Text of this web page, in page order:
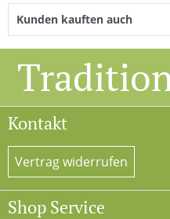
Kunden kauften auch
Kontakt
Vertrag widerrufen
Shop Service